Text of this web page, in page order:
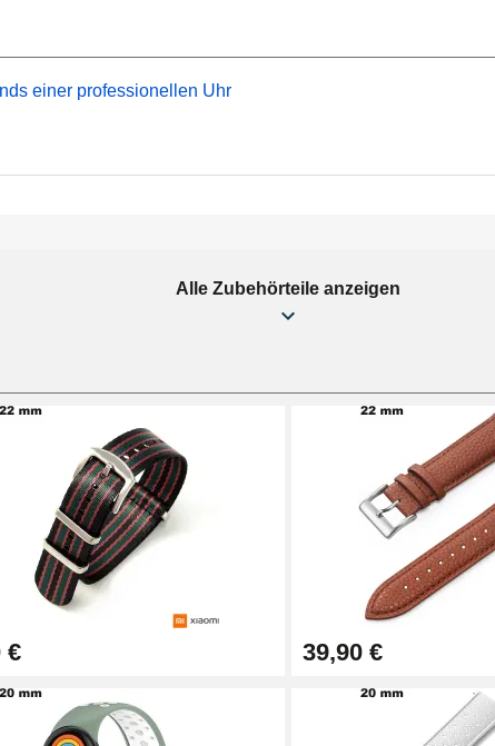
einer professionellen Uhr
1,50 mm - 8 bis 25 mm
Alle Zubehörteile anzeigen
€ 39,90 €